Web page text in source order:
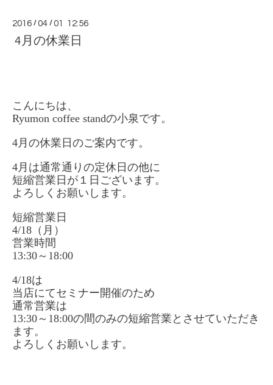
2016 /04 /01 12:56
4月の休業日
こんにちは、
Ryumon coffee standの小泉です。
4月の休業日のご案内です。
4月は通常通りの定休日の他に
短縮営業日が１日ございます。
よろしくお願いします。
短縮営業日
4/18（月）
営業時間
13:30～18:00
4/18は
当店にてセミナー開催のため
通常営業は
13:30～18:00の間のみの短縮営業とさせていただき
ます。
よろしくお願いします。